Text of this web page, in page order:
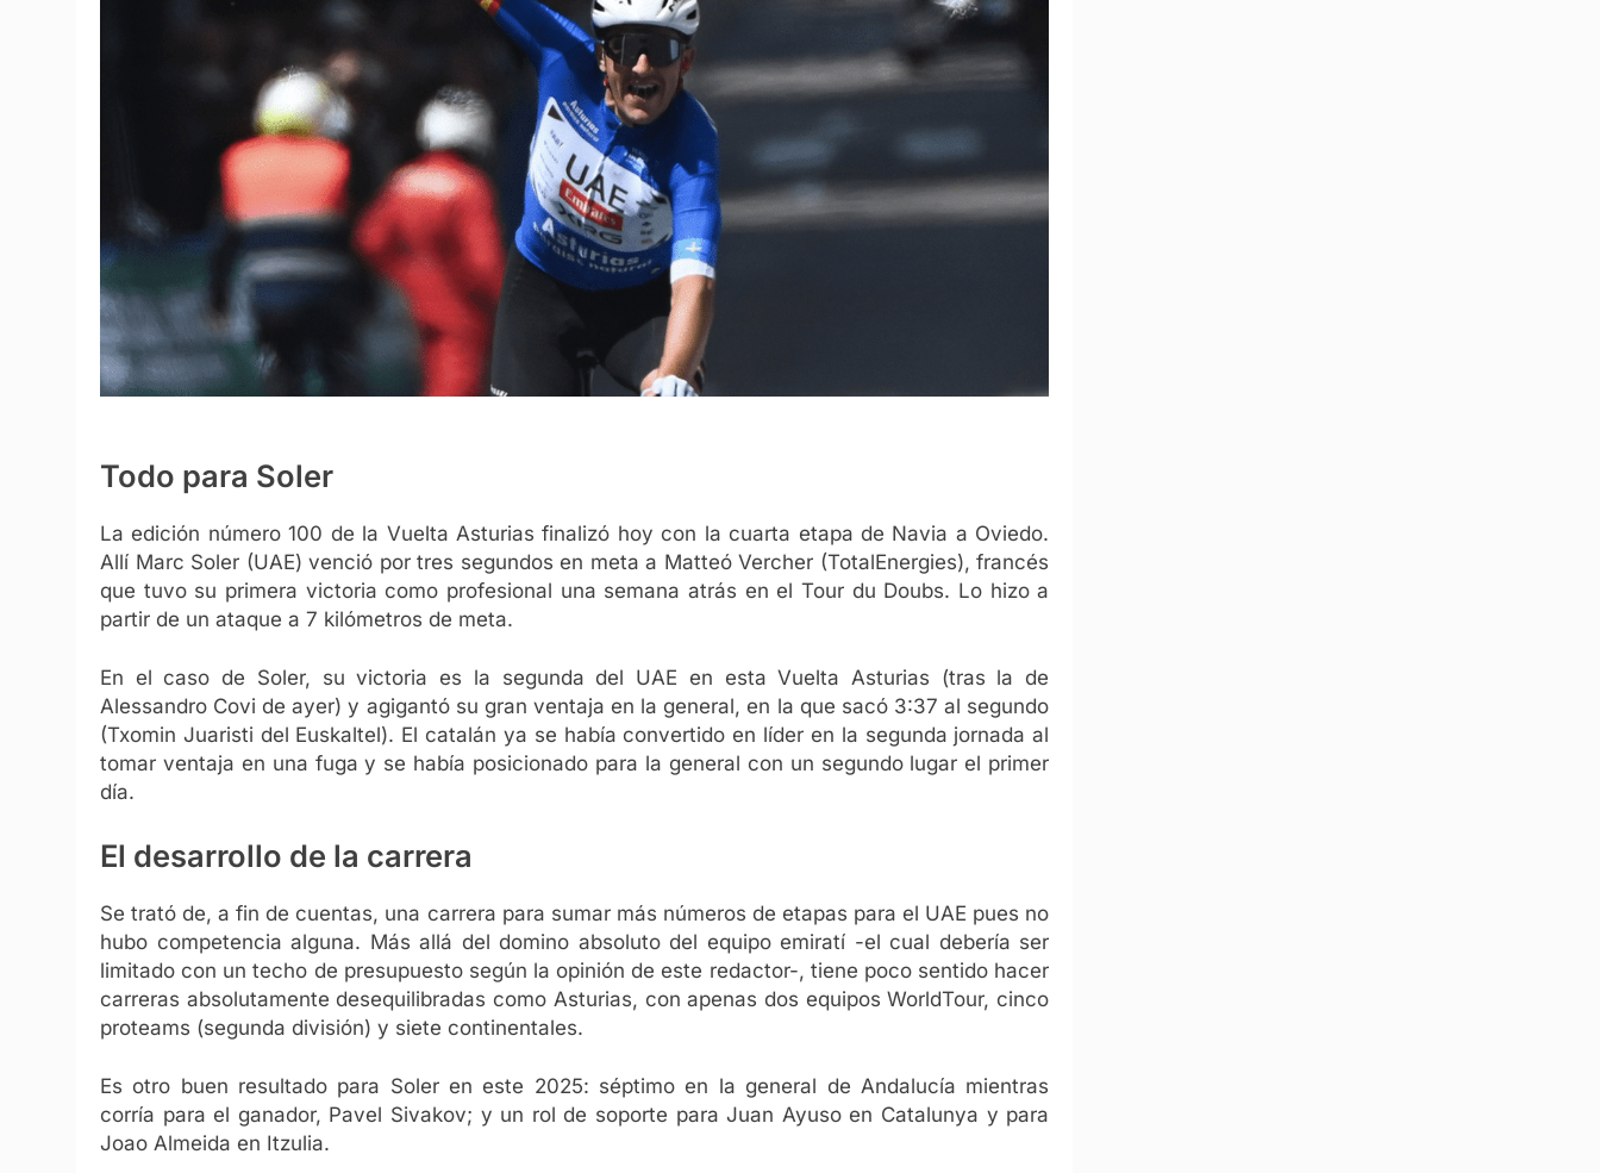
Todo para Soler
La edición número 100 de la Vuelta Asturias finalizó hoy con la cuarta etapa de Navia a Oviedo.
Allí Marc Soler (UAE) venció por tres segundos en meta a Matteó Vercher (TotalEnergies), francés
que tuvo su primera victoria como profesional una semana atrás en el Tour du Doubs. Lo hizo a
partir de un ataque a 7 kilómetros de meta.
En el caso de Soler, su victoria es la segunda del UAE en esta Vuelta Asturias (tras la de
Alessandro Covi de ayer) y agigantó su gran ventaja en la general, en la que sacó 3:37 al segundo
(Txomin Juaristi del Euskaltel). El catalán ya se había convertido en líder en la segunda jornada al
tomar ventaja en una fuga y se había posicionado para la general con un segundo lugar el primer
día.
El desarrollo de la carrera
Se trató de, a fin de cuentas, una carrera para sumar más números de etapas para el UAE pues no
hubo competencia alguna. Más allá del domino absoluto del equipo emiratí -el cual debería ser
limitado con un techo de presupuesto según la opinión de este redactor-, tiene poco sentido hacer
carreras absolutamente desequilibradas como Asturias, con apenas dos equipos WorldTour, cinco
proteams (segunda división) y siete continentales.
Es otro buen resultado para Soler en este 2025: séptimo en la general de Andalucía mientras
corría para el ganador, Pavel Sivakov; y un rol de soporte para Juan Ayuso en Catalunya y para
Joao Almeida en Itzulia.